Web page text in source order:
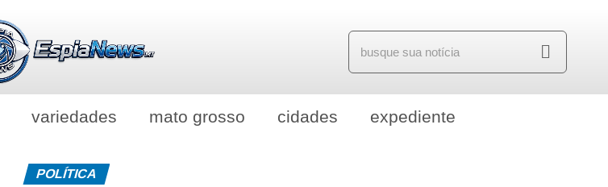
variedades mato grosso cidades expediente
POLÍTICA